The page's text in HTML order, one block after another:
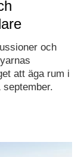
och
att äga rum i